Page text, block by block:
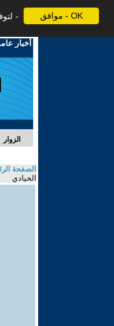
موافق - OK
أخبار
الزوار
الصفحة
الحيادي